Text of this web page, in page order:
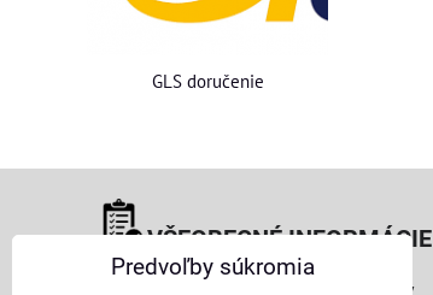
GLS doručenie
VŠEOBECNÉ INFORMÁCIE
Obchodné podmienky pre osoby
Predvoľby súkromia